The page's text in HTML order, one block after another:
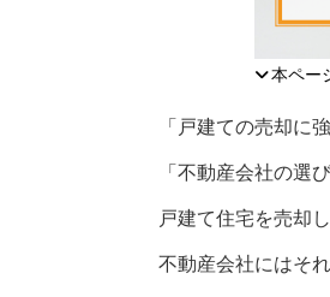
本ペー
「戸建ての売却に
「不動産会社の選
戸建て住宅を売却
不動産会社にはそ